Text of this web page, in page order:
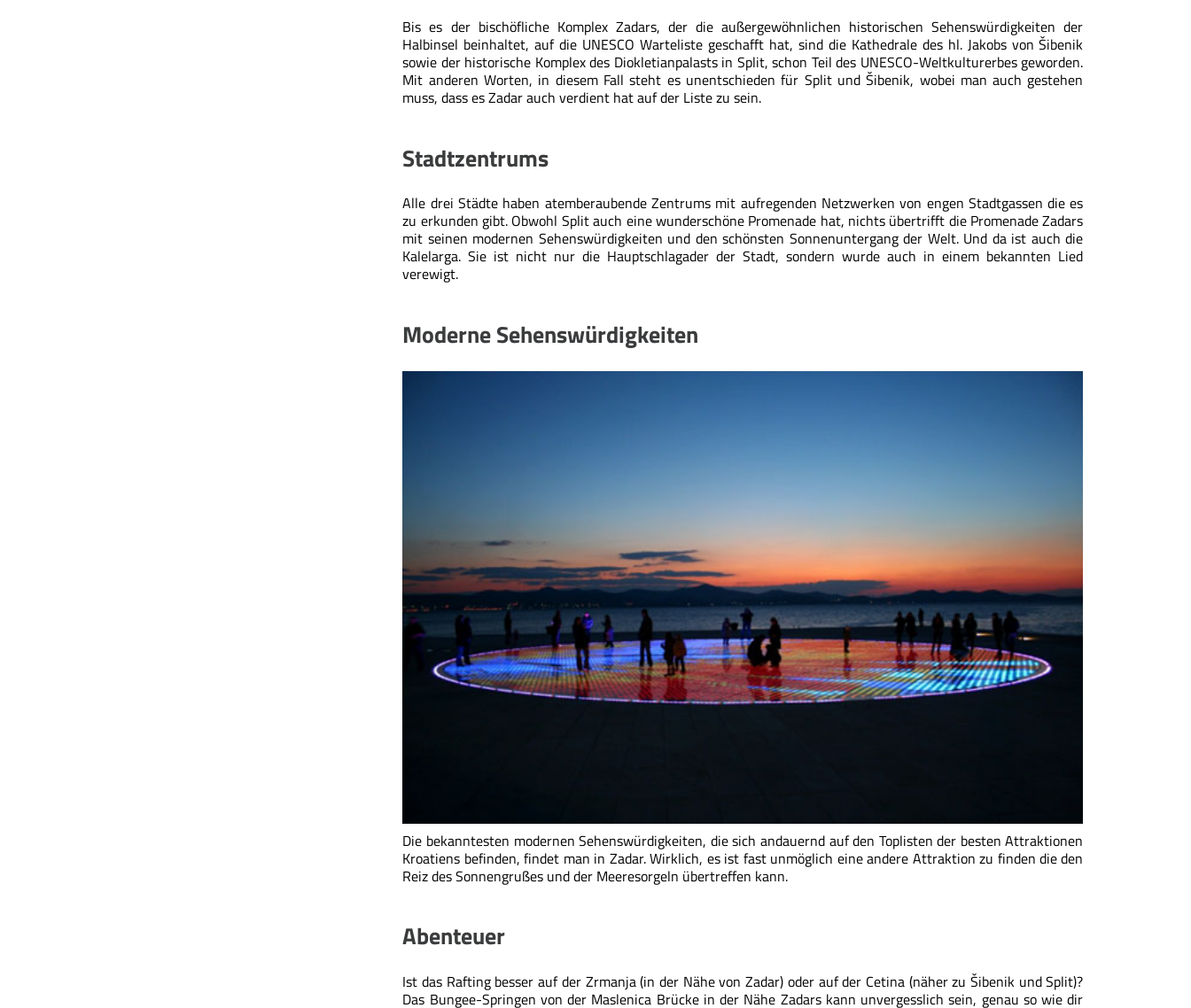
Bis es der bischöfliche Komplex Zadars, der die außergewöhnlichen historischen Sehenswürdigkeiten der
Halbinsel beinhaltet, auf die UNESCO Warteliste geschafft hat, sind die Kathedrale des hl. Jakobs von Šibenik
sowie der historische Komplex des Diokletianpalasts in Split, schon Teil des UNESCO-Weltkulturerbes geworden.
Mit anderen Worten, in diesem Fall steht es unentschieden für Split und Šibenik, wobei man auch gestehen
muss, dass es Zadar auch verdient hat auf der Liste zu sein.
Stadtzentrums
Alle drei Städte haben atemberaubende Zentrums mit aufregenden Netzwerken von engen Stadtgassen die es
zu erkunden gibt. Obwohl Split auch eine wunderschöne Promenade hat, nichts übertrifft die Promenade Zadars
mit seinen modernen Sehenswürdigkeiten und den schönsten Sonnenuntergang der Welt. Und da ist auch die
Kalelarga. Sie ist nicht nur die Hauptschlagader der Stadt, sondern wurde auch in einem bekannten Lied
verewigt.
Moderne Sehenswürdigkeiten
Die bekanntesten modernen Sehenswürdigkeiten, die sich andauernd auf den Toplisten der besten Attraktionen
Kroatiens befinden, findet man in Zadar. Wirklich, es ist fast unmöglich eine andere Attraktion zu finden die den
Reiz des Sonnengrußes und der Meeresorgeln übertreffen kann.
Abenteuer
Ist das Rafting besser auf der Zrmanja (in der Nähe von Zadar) oder auf der Cetina (näher zu Šibenik und Split)?
Das Bungee-Springen von der Maslenica Brücke in der Nähe Zadars kann unvergesslich sein, genau so wie dir